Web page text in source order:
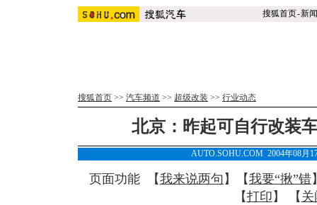
搜狐首页-新闻
搜狐首页 >> 汽车频道 >> 超级改装 >> 行业动态
北京：昨起可自行改装
AUTO.SOHU.COM 2004年08
页面功能 【我来说两句 】【我要“揪”错
【打印 】 【 关